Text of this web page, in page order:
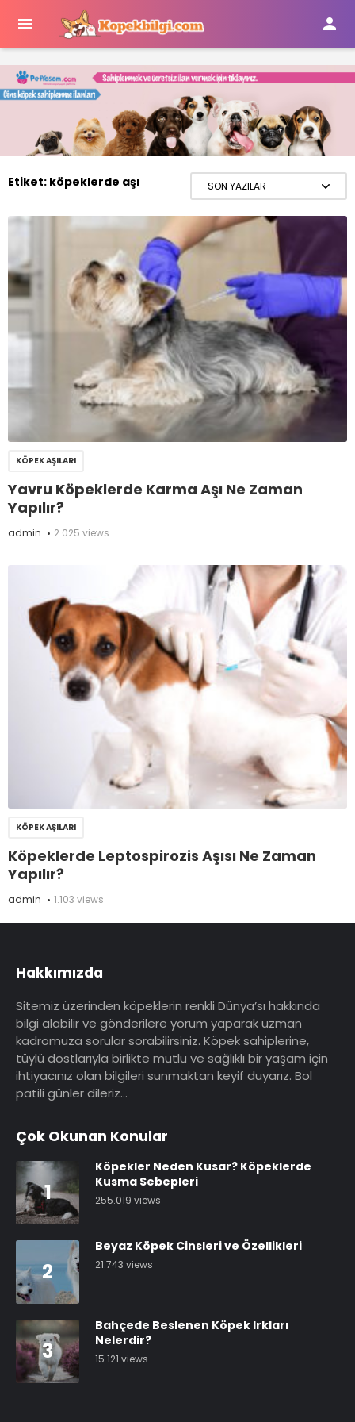
 
Etiket: köpeklerde aşı
KÖPEK AŞILARI
Yavru Köpeklerde Karma Aşı Ne Zaman
Yapılır?
admin 2.025 views
KÖPEK AŞILARI
Köpeklerde Leptospirozis Aşısı Ne Zaman
Yapılır?
admin 1.103 views
Hakkımızda
Sitemiz üzerinden köpeklerin renkli Dünya’sı hakkında
bilgi alabilir ve gönderilere yorum yaparak uzman
kadromuza sorular sorabilirsiniz. Köpek sahiplerine,
tüylü dostlarıyla birlikte mutlu ve sağlıklı bir yaşam için
ihtiyacınız olan bilgileri sunmaktan keyif duyarız. Bol
patili günler dileriz…
Çok Okunan Konular
1
Köpekler Neden Kusar? Köpeklerde
Kusma Sebepleri
255.019 views
2
Beyaz Köpek Cinsleri ve Özellikleri
21.743 views
3
Bahçede Beslenen Köpek Irkları
Nelerdir?
15.121 views